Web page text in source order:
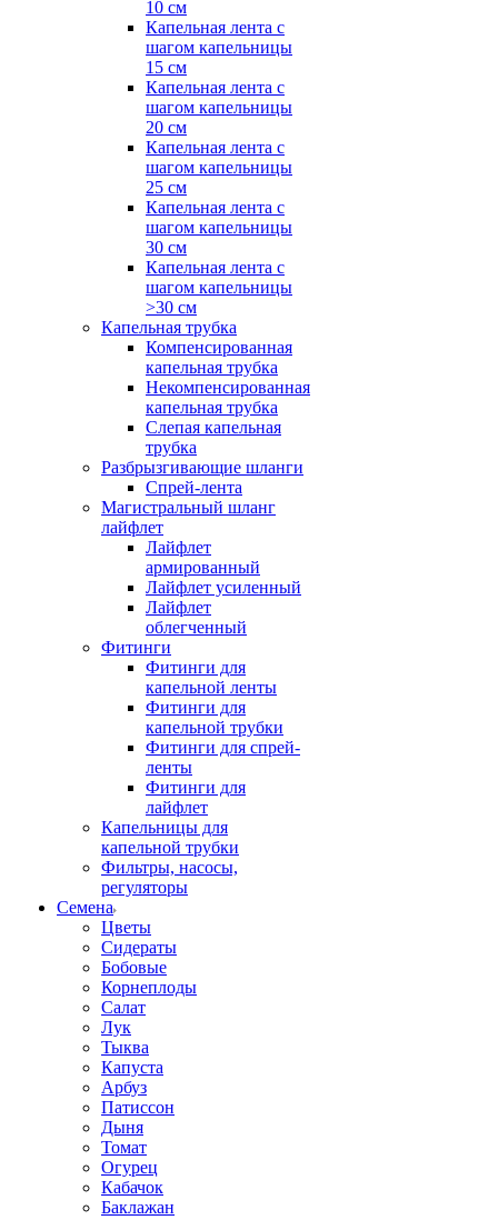
10 см
Капельная лента с
шагом капельницы
15 см
Капельная лента с
шагом капельницы
20 см
Капельная лента с
шагом капельницы
25 см
Капельная лента с
шагом капельницы
30 см
Капельная лента с
шагом капельницы
>30 см
Капельная трубка
Компенсированная
капельная трубка
Некомпенсированная
капельная трубка
Слепая капельная
трубка
Разбрызгивающие шланги
Спрей-лента
Магистральный шланг
лайфлет
Лайфлет
армированный
Лайфлет усиленный
Лайфлет
облегченный
Фитинги
Фитинги для
капельной ленты
Фитинги для
капельной трубки
Фитинги для спрей-
ленты
Фитинги для
лайфлет
Капельницы для
капельной трубки
Фильтры, насосы,
регуляторы
Семена
Цветы
Сидераты
Бобовые
Корнеплоды
Салат
Лук
Тыква
Капуста
Арбуз
Патиссон
Дыня
Томат
Огурец
Кабачок
Баклажан